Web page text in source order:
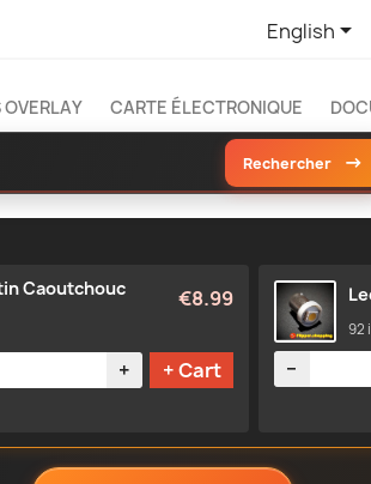
English
OVERLAY CARTE ÉLECTRONIQUE
Rechercher →
Caoutchouc
€8.99
+ + Cart
92
Quantity
−